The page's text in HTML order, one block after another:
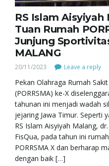
RS Islam Aisyiyah
Tuan Rumah
Junjung
MALANG
20/11/2023 Leave a reply
Pekan Olahraga Rumah
(PORRSMA) ke-X
tahunan ini menjadi wadah
jejaring Jawa Timur. Seperti
RS Islam Aisyiyah Malang,
FisQua, pada tahun ini
PORRSMA X dan berharap
dengan baik […]